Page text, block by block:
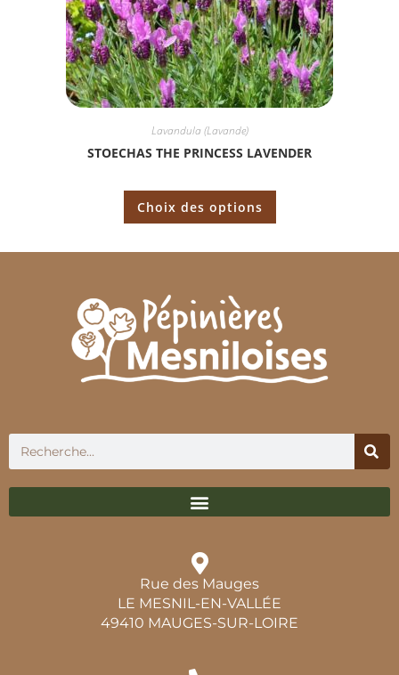
Lavandula (Lavande)
STOECHAS THE PRINCESS LAVENDER
Choix des options
Rue des Mauges
LE MESNIL-EN-VALLÉE
49410 MAUGES-SUR-LOIRE